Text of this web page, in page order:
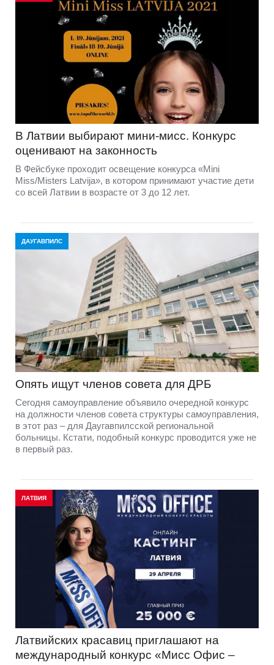
В Латвии выбирают мини-мисс. Конкурс
оценивают на законность
В Фейсбуке проходит освещение конкурса «Mini
Miss/Misters Latvija», в котором принимают участие дети
со всей Латвии в возрасте от 3 до 12 лет.
ДАУГАВПИЛС
Опять ищут членов совета для ДРБ
Сегодня самоуправление объявило очередной конкурс
на должности членов совета структуры самоуправления,
в этот раз – для Даугавпилсской региональной
больницы. Кстати, подобный конкурс проводится уже не
в первый раз.
ЛАТВИЯ
Латвийских красавиц приглашают на
международный конкурс «Мисс Офис –